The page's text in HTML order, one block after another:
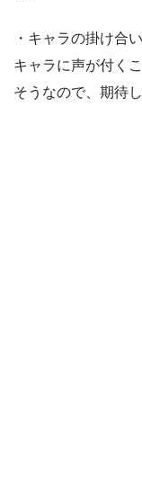
・キャラの掛け合
キャラに声が付く
そうなので、期待